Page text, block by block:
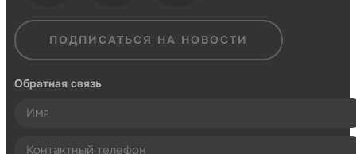
ПОДПИСАТЬСЯ НА НОВОСТИ
Обратная связь